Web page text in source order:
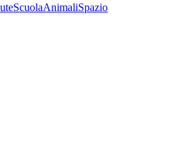
ScuolaAnimaliSpazio